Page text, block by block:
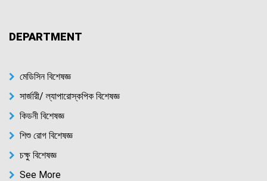
DEPARTMENT
মেডিসিন বিশেষজ্ঞ
সার্জারী/ ল্যাপারোস্কপিক বিশেষজ্ঞ
কিডনী বিশেষজ্ঞ
শিশু রোগ বিশেষজ্ঞ
চক্ষু বিশেষজ্ঞ
See More